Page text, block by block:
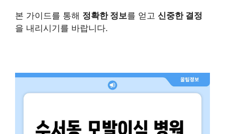
본 가이드를 통해 정확한 정보를 얻고 신중한 결정
을 내리시기를 바랍니다.